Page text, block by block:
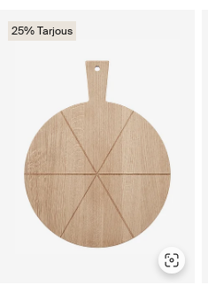
25% Tarjous